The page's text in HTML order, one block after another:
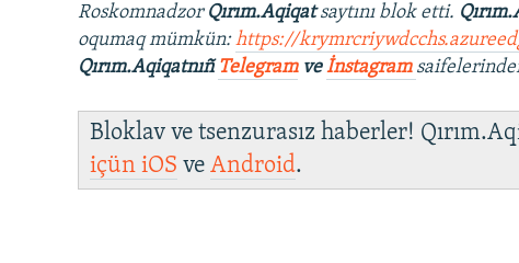
Roskomnadzor Qırım.Aqiqatsaytını blok etti.
oqumaq mümkün:https://
Qırım.AqiqatnıñTelegramveİnstagram
Bloklav ve tsenzurasız haberler!
içüniOS veAndroid.